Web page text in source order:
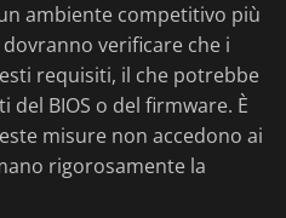
ambiente competitivo più
verificare che i
requisiti, il che potrebbe
BIOS o del firmware. È
misure non accedono ai
rigorosamente la